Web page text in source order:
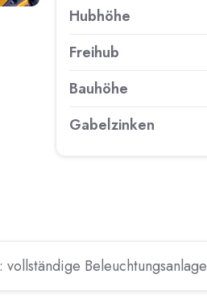
Hubhöhe
Freihub
Bauhöhe
Gabelzinken
Beleuchtungsanlage